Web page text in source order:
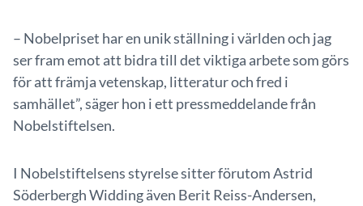
– Nobelpriset har en unik ställning i världen och jag
ser fram emot att bidra till det viktiga arbete som görs
för att främja vetenskap, litteratur och fred i
samhället”, säger hon i ett pressmeddelande från
Nobelstiftelsen.
I Nobelstiftelsens styrelse sitter förutom Astrid
Söderbergh Widding även Berit Reiss-Andersen,